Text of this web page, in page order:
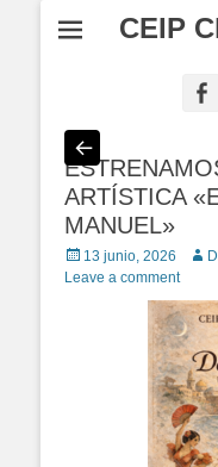
CEIP
ARTÍSTICA
MANUEL»
Posted
on
13 junio, 2026
Leave a comment